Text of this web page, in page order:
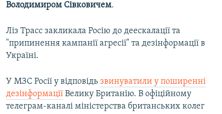
Володимиром Сівковичем.
Ліз Трасс закликала Росію до деескалації та
"припинення кампанії агресії" та дезінформації в
Україні.
У МЗС Росії у відповідь звинуватили у поширенні
дезінформації Велику Британію. В офіційному
телеграм-каналі міністерства британських колег